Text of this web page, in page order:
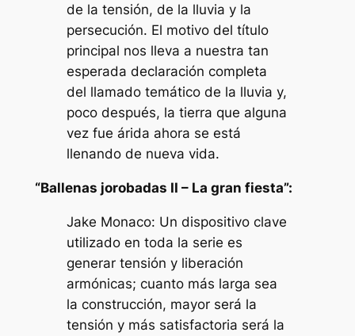
de la tensión, de la lluvia y la
persecución. El motivo del título
principal nos lleva a nuestra tan
esperada declaración completa
del llamado temático de la lluvia y,
poco después, la tierra que alguna
vez fue árida ahora se está
llenando de nueva vida.
“Ballenas jorobadas II – La gran fiesta”:
Jake Monaco: Un dispositivo clave
utilizado en toda la serie es
generar tensión y liberación
armónicas; cuanto más larga sea
la construcción, mayor será la
tensión y más satisfactoria será la